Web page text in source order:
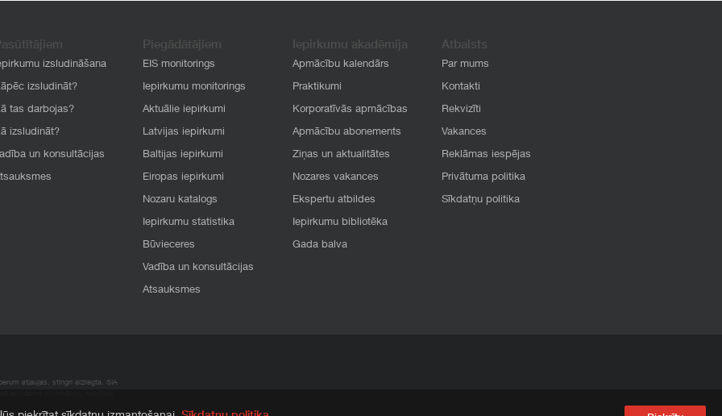
izsludināšana
izsludināt?
tas darbojas?
izsludināt?
un konsultācijas
Piegādātājiem
EIS monitorings
Iepirkumu monitorings
Aktuālie iepirkumi
Latvijas iepirkumi
Baltijas iepirkumi
Eiropas iepirkumi
Nozaru katalogs
Iepirkumu statistika
Būvieceres
Vadība un konsultācijas
Atsauksmes
Iepirkumu akadēmija
Apmācību kalendārs
Praktikumi
Korporatīvās apmācības
Apmācību abonements
Ziņas un aktualitātes
Nozares vakances
Ekspertu atbildes
Iepirkumu bibliotēka
Gada balva
Atbalsts
Par mums
Kontakti
Rekvizīti
Vakances
Reklāmas iespējas
Privātuma politika
Sīkdatņu politika
atļaujas, stingri aizliegta. SIA